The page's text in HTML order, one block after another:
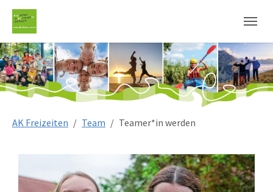
AK Freizeiten Team Teamer*in werden